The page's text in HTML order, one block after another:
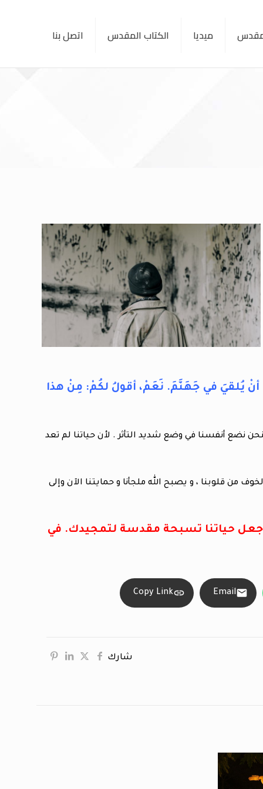
ميديا الكتاب المقدس اتصل بنا
يُلقيَ في جَهَنَّمَ. نَعَمْ، أقولُ لكُمْ: مِنْ هذا
نضع أنفسنا في وضع شديد التأثر . لأن حياتنا لم تعد
من قلوبنا ، و يصبح الله ملجأنا و حمايتنا الآن وإلى
إجعل حياتنا تسبحة مقدسة لتمجيدك. في
Email
Copy Link
شارك